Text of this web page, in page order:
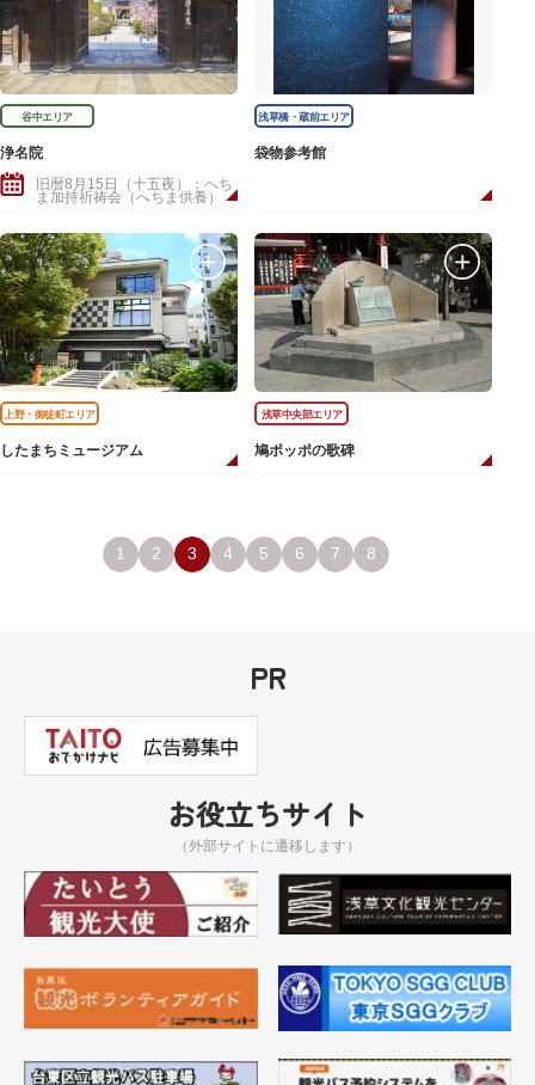
谷中エリア
浄名院
旧暦8月15日（十五夜）：へち
ま加持祈祷会（へちま供養）
浅草橋・蔵前エリア
袋物参考館
上野・御徒町エリア
したまちミュージアム
浅草中央部エリア
鳩ポッポの歌碑
1 2 3 4 5 6 7 8
PR
お役立ちサイト
（外部サイトに遷移します）